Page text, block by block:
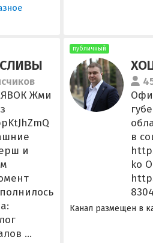
Жми
и
...
публичный
в
ko
Канал размещен в